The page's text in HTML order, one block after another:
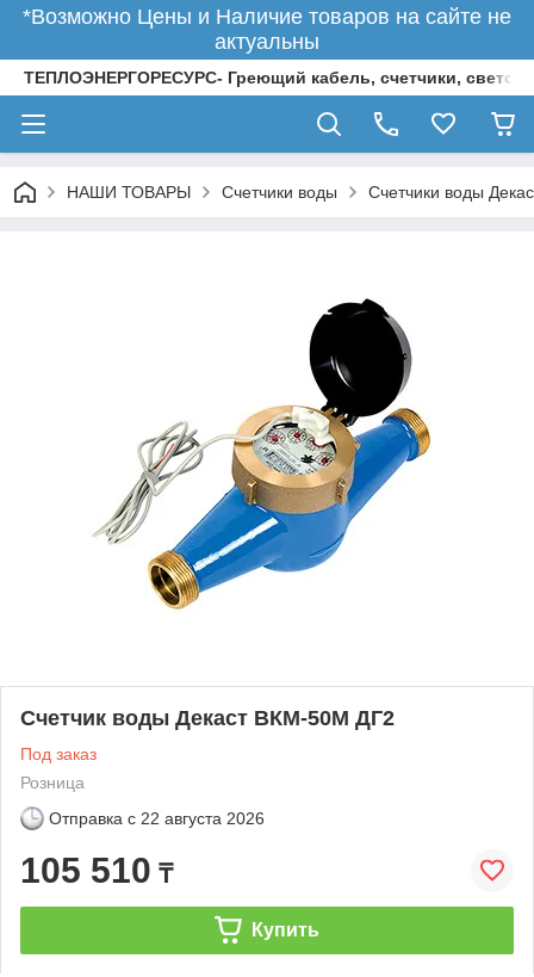
*Возможно Цены и Наличие товаров на сайте не
актуальны
ТЕПЛОЭНЕРГОРЕСУРС- Греющий кабель, счетчики,
НАШИ ТОВАРЫ Счетчики воды Счетчики воды
Счетчик воды Декаст ВКМ-50М ДГ2
Под заказ
Розница
Отправка с 22 августа 2026
105 510 ₸
Купить